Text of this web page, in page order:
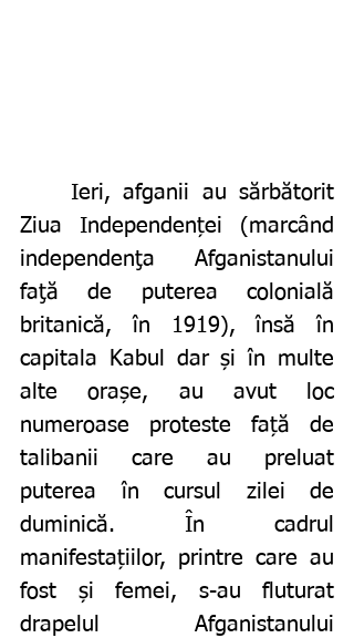
Ziua Independenței (marcând
independenţa Afganistanului
faţă de puterea colonială
britanică, în 1919), însă în
capitala Kabul dar și în multe
alte orașe, au avut loc
numeroase proteste față de
talibanii care au preluat
puterea în cursul zilei de
duminică. În cadrul
manifestațiilor, printre care au
fost și femei, s-au fluturat
drapelul Afganistanului